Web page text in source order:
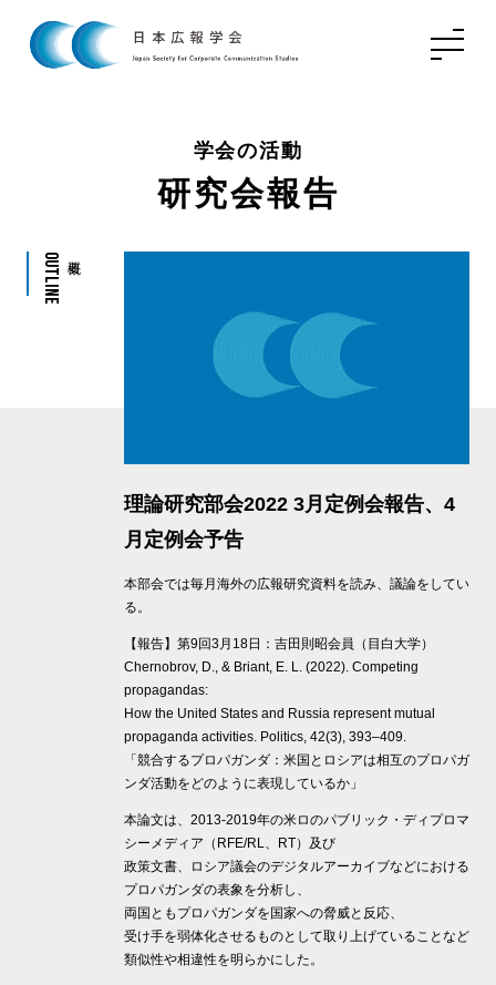
学会の活動
研究会報告
Outline
理論研究部会2022 3月定例会報告、4
月定例会予告
本部会では毎月海外の広報研究資料を読み、議論をしてい
る。
【報告】第9回3月18日：吉田則昭会員（目白大学）
Chernobrov, D., & Briant, E. L. (2022). Competing
propagandas:
How the United States and Russia represent mutual
propaganda activities. Politics, 42(3), 393–409.
「競合するプロパガンダ：米国とロシアは相互のプロパガ
ンダ活動をどのように表現しているか」
本論文は、2013-2019年の⽶ロのパブリック・ディプロマ
シーメディア（RFE/RL、RT）及び
政策⽂書、ロシア議会のデジタルアーカイブなどにおける
プロパガンダの表象を分析し、
両国ともプロパガンダを国家への脅威と反応、
受け⼿を弱体化させるものとして取り上げていることなど
類似性や相違性を明らかにした。